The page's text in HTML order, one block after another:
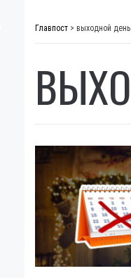
Главпост > выходной день